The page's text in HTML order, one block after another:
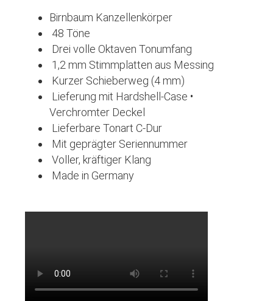
Birnbaum Kanzellenkörper
48 Töne
Drei volle Oktaven Tonumfang
1,2 mm Stimmplatten aus Messing
Kurzer Schieberweg (4 mm)
Lieferung mit Hardshell-Case •
Verchromter Deckel
Lieferbare Tonart C-Dur
Mit geprägter Seriennummer
Voller, kräftiger Klang
Made in Germany